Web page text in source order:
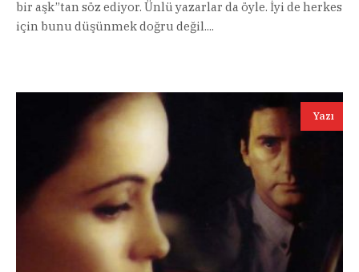
bir aşk”tan söz ediyor. Ünlü yazarlar da öyle. İyi de herkes
için bunu düşünmek doğru değil....
Yazı